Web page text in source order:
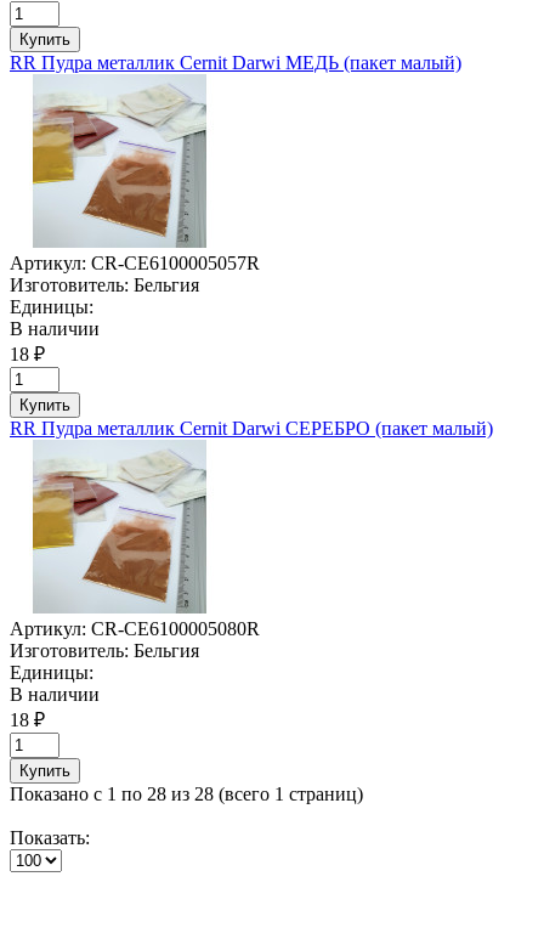
Купить
RR Пудра металлик Cernit Darwi МЕДЬ (пакет малый)
Артикул: CR-CE6100005057R
Изготовитель: Бельгия
Единицы:
В наличии
18 ₽
Купить
RR Пудра металлик Cernit Darwi СЕРЕБРО (пакет малый)
Артикул: CR-CE6100005080R
Изготовитель: Бельгия
Единицы:
В наличии
18 ₽
Купить
Показано с 1 по 28 из 28 (всего 1 страниц)
Показать: